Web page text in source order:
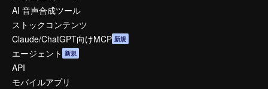
AI 音声合成ツール
ストックコンテンツ
Claude/ChatGPT向けMCP 新規
エージェント 新規
API
モバイルアプリ